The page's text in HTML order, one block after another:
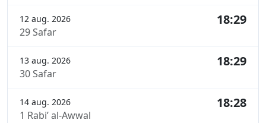
12 aug. 2026
29 Safar
18:29
13 aug. 2026
30 Safar
18:29
14 aug. 2026
1 Rabi’ al-Awwal
18:28